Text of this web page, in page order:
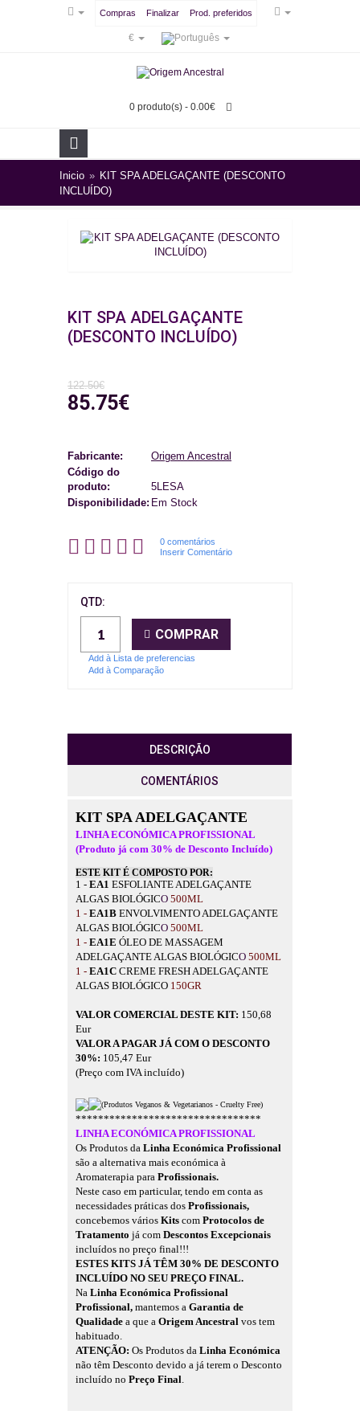
Compras Finalizar Prod. preferidos
€
0 produto(s) - 0.00€
Inicio » KIT SPA ADELGAÇANTE (DESCONTO
INCLUÍDO)
KIT SPA ADELGAÇANTE
(DESCONTO INCLUÍDO)
122.50€
85.75€
Fabricante:
Origem Ancestral
Código do
produto:
5LESA
Disponibilidade:Em Stock
0 comentários
Inserir Comentário
QTD:
COMPRAR
Add à Lista de preferencias
Add à Comparação
DESCRIÇÃO
COMENTÁRIOS
KIT SPA ADELGAÇANTE
LINHA ECONÓMICA PROFISSIONAL
(Produto já com 30% de Desconto Incluído)
ESTE KIT É COMPOSTO POR:
1 - EA1 ESFOLIANTE ADELGAÇANTE
ALGAS BIOLÓGICO 500ML
1 - EA1B ENVOLVIMENTO ADELGAÇANTE
ALGAS BIOLÓGICO 500ML
1 - EA1E ÓLEO DE MASSAGEM
ADELGAÇANTE ALGAS BIOLÓGICO 500ML
1 - EA1C CREME FRESH ADELGAÇANTE
ALGAS BIOLÓGICO 150GR
VALOR COMERCIAL DESTE KIT: 150,68
Eur
VALOR A PAGAR JÁ COM O DESCONTO
30%: 105,47 Eur
(Preço com IVA incluído)
(Produtos Veganos & Vegetarianos - Cruelty Free)
*********************************
LINHA ECONÓMICA PROFISSIONAL
Os Produtos da Linha Económica Profissional
são a alternativa mais económica à
Aromaterapia para Profissionais.
Neste caso em particular, tendo em conta as
necessidades práticas dos Profissionais,
concebemos vários Kits com Protocolos de
Tratamento já com Descontos Excepcionais
incluídos no preço final!!!
ESTES KITS JÁ TÊM 30% DE DESCONTO
INCLUÍDO NO SEU PREÇO FINAL.
Na Linha Económica Profissional
Profissional, mantemos a Garantia de
Qualidade a que a Origem Ancestral vos tem
habituado.
ATENÇÃO: Os Produtos da Linha Económica
não têm Desconto devido a já terem o Desconto
incluído no Preço Final.